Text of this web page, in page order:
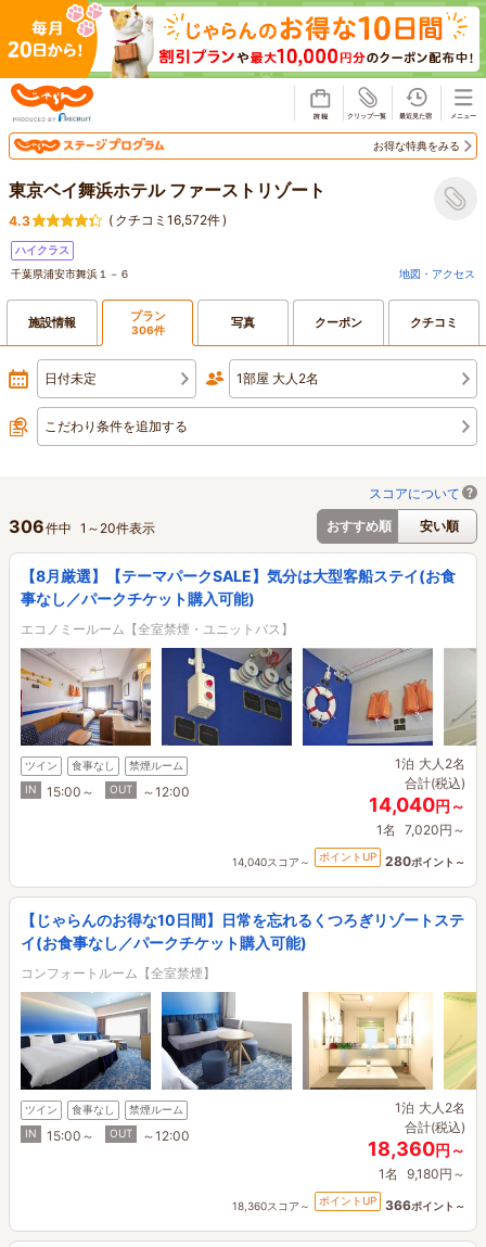
お得な特典をみる
東京ベイ舞浜ホテル ファーストリゾート
4.3 ( クチコミ16,572件)
ハイクラス
千葉県浦安市舞浜１－６
地図・アクセス
施設情報 プラン
306件 写真 クーポン クチコミ
日付未定 1部屋 大人2名
こだわり条件を追加する
スコアについて
おすすめ順
安い順
306件中 1 ～ 20件表示
【8月厳選】【テーマパークSALE】気分は大型客船ステイ(お食
事なし／パークチケット購入可能)
エコノミールーム【全室禁煙・ユニットバス】
ツイン 食事なし
禁煙ルーム
IN
15:00～ OUT ～12:00
1泊 大人2名
合計(税込)
14,040円～
1名 7,020円～
14,040スコア～ ポイントUP 280ポイント～
【じゃらんのお得な10日間】日常を忘れるくつろぎリゾートステ
イ(お食事なし／パークチケット購入可能)
コンフォートルーム【全室禁煙】
ツイン 食事なし
禁煙ルーム
IN
15:00～ OUT ～12:00
1泊 大人2名
合計(税込)
18,360円～
1名 9,180円～
18,360スコア～ ポイントUP 366ポイント～